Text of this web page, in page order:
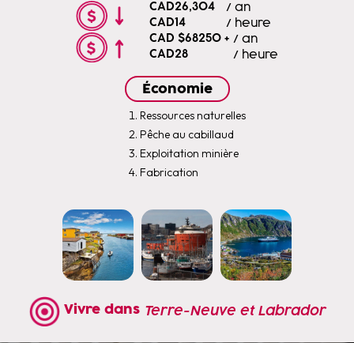
CAD26,304
/ an
CAD14
/ heure
CAD $68250 + / an
CAD28
/ heure
Économie
Ressources naturelles
Pêche au cabillaud
Exploitation minière
Fabrication
Vivre dans Terre-Neuve et Labrador